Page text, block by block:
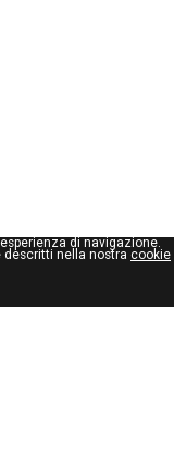
di navigazione.
nella nostra cookie